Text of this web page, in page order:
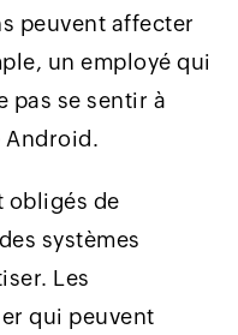
peuvent affecter
un employé qui
pas se sentir à
Android.
obligés de
systèmes
Les
qui peuvent